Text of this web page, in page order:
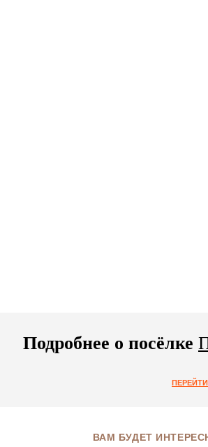
Подробнее о посёлке
ВАМ БУДЕТ